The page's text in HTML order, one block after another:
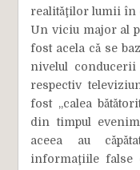
realităţilor lumii în
Un viciu major al
fost acela că se
nivelul conducerii
respectiv
fost „calea
din timpul
aceea au
informaţiile false